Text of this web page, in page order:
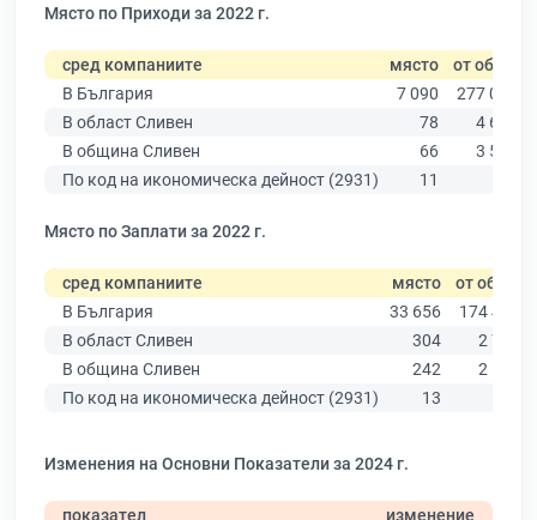
Място по Приходи за 2022 г.
сред компаниите място от общо
В България
7 090
277 019
В област Сливен
78
4 614
В община Сливен
66
3 547
По код на икономическа дейност (2931)
11
Място по Заплати за 2022 г.
сред компаниите място от общо
В България
33 656
174 403
В област Сливен
304
2 786
В община Сливен
242
2 167
По код на икономическа дейност (2931)
13
Изменения на Основни Показатели за 2024 г.
показател
изменение